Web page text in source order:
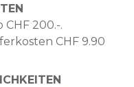
CHF 200.-.
CHF 9.90